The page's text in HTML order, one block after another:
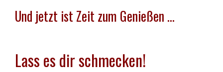
Und jetzt ist Zeit zum Genießen …
Lass es dir schmecken!